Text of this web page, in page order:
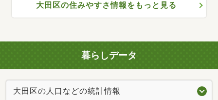
大田区の住みやすさ情報をもっと見る
暮らしデータ
大田区の人口などの統計情報